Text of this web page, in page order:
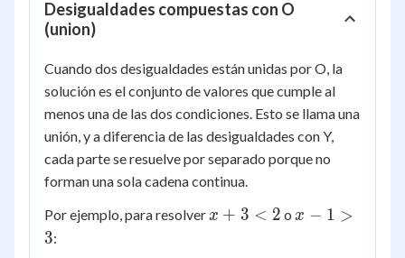
Desigualdades compuestas con O
(union)
Cuando dos desigualdades están unidas por O, la
solución es el conjunto de valores que cumple al
menos una de las dos condiciones. Esto se llama una
unión, y a diferencia de las desigualdades con Y,
cada parte se resuelve por separado porque no
forman una sola cadena continua.
Por ejemplo, para resolver x
x + 3 < 2 ox
x − 1 >
3: